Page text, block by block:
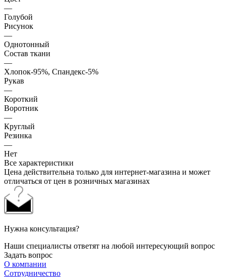
—
Голубой
Рисунок
—
Однотонный
Состав ткани
—
Хлопок-95%, Спандекс-5%
Рукав
—
Короткий
Воротник
—
Круглый
Резинка
—
Нет
Все характеристики
Цена действительна только для интернет-магазина и может
отличаться от цен в розничных магазинах
Нужна консультация?
Наши специалисты ответят на любой интересующий вопрос
Задать вопрос
О компании
Сотрудничество